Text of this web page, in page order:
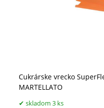
Cukrárske vrecko
MARTELLATO
skladom 3 ks